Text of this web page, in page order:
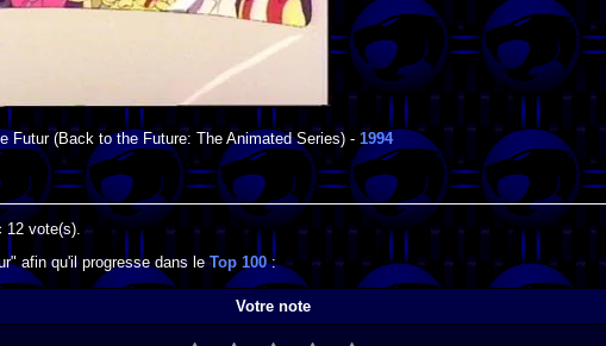
Futur(Back to the Future: The Animated Series) - 1994
12 vote(s).
afin qu'il progresse dans leTop 100:
Votre note